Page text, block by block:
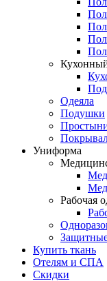
Одеяла
Подушки
Униформа
Рабочая
Купить ткань
Отелям и СПА
Скидки